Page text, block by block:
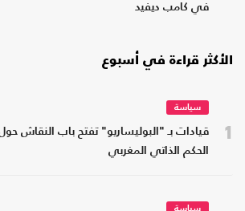
في كامب ديفيد
الأكثر قراءة في أسبوع
1
سياسة
قيادات بـ "البوليساريو" تفتح باب النقاش
الحكم الذاتي المغربي
سياسة